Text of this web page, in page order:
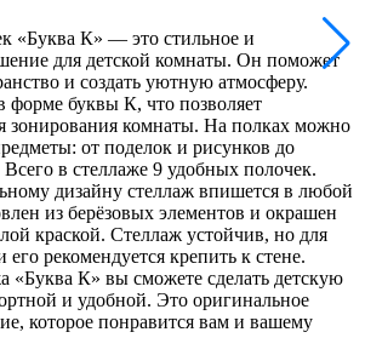
«Буква К» — это стильное и
для детской комнаты. Он поможет
и создать уютную атмосферу.
буквы К, что позволяет
зонирования комнаты. На полках можно
от поделок и рисунков до
в стеллаже 9 удобных полочек.
дизайну стеллаж впишется в любой
из берёзовых элементов и окрашен
краской. Стеллаж устойчив, но для
рекомендуется крепить к стене.
К» вы сможете сделать детскую
и удобной. Это оригинальное
которое понравится вам и вашему